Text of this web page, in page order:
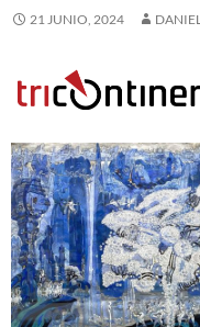
21 JUNIO, 2024 DANIEL